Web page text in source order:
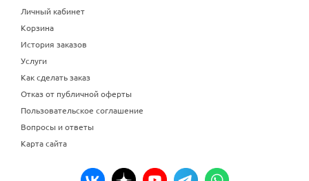
Личный кабинет
Корзина
История заказов
Услуги
Как сделать заказ
Отказ от публичной оферты
Пользовательское соглашение
Вопросы и ответы
Карта сайта